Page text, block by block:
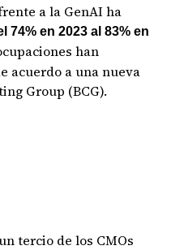
a la GenAI ha
74% en 2023 al 83% en
han
acuerdo a una nueva
Group (BCG).
tercio de los CMOs